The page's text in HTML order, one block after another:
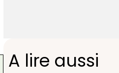
A lire aussi